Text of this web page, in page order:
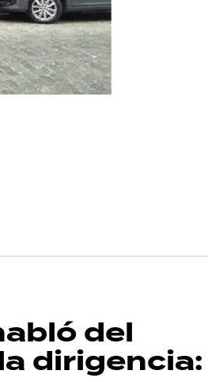
del
dirigencia: